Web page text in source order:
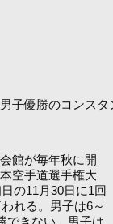
子優勝のコンス
館が毎年秋に開
空手道選手権大
の11月30日に1回
れる。男子は6～
できない。男子は